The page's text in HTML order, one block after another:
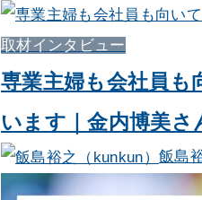
取材インタビュー
専業主婦も会社員
います｜金内博美さ
飯島